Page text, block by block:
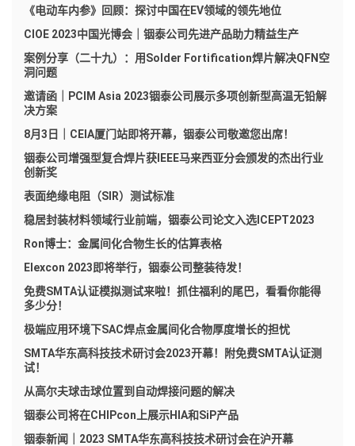
《电动车内参》回顾：探讨中国在EV领域的领先地位
CIOE 2023中国光博会｜铟泰公司先进产品助力精益生产
案例分享（二十九）：用Solder Fortification焊片解决QFN空
洞问题
邀请函｜PCIM Asia 2023铟泰公司展示多项创新型高温无铅解
决方案
8月3日｜CEIA厦门站即将开幕，铟泰公司敬邀您出席！
铟泰公司增强型复合焊片获IEEE马来西亚分会颁发的杰出行业
创新奖
表面绝缘电阻（SIR）测试标准
稳居封装材料领域行业前端，铟泰公司论文入选ICEPT2023
Ron博士：金属间化合物生长的估算表格
Elexcon 2023即将举行，铟泰公司整装待发！
免费SMTA认证模拟测试来啦！抓住福利的尾巴，看看你能得
多少分！
极端应用环境下SAC焊点金属间化合物厚度增长的担忧
SMTA华东高科技技术研讨会2023开幕！附免费SMTA认证测
试！
从高尔夫球击球位置到自动焊接问题的解决
铟泰公司将在CHIPcon上展示HIA和SiP产品
铟泰新闻｜2023 SMTA华东高科技技术研讨会在沪开幕